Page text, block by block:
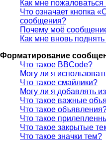
Как мне
Что означает кнопка
сообщения?
Почему моё
Как мне вновь
Форматирование
Что такое BBCode?
Могу ли я
Что такое смайлики?
Могу ли я добавлять
Что такое важные
Что такое
Что такое
Что такое закрытые
Что такое значки тем?